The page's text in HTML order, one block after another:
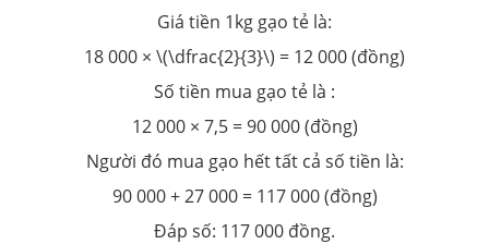
Giá tiền 1kg gạo tẻ là:
18 000 × \(\dfrac{2}{3}\) = 12 000 (đồng)
Số tiền mua gạo tẻ là :
12 000 × 7,5 = 90 000 (đồng)
Người đó mua gạo hết tất cả số tiền là:
90 000 + 27 000 = 117 000 (đồng)
Đáp số: 117 000 đồng.